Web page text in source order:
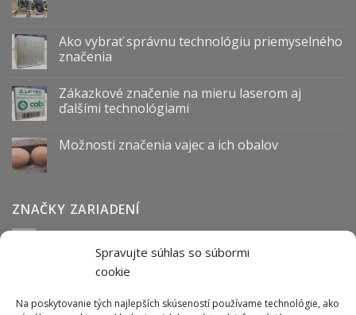
Spravujte súhlas so súbormi
cookie
Na poskytovanie tých najlepších skúseností používame technológie, ako
Ako vybrať správnu technológiu priemyselného
značenia
Zákazkové značenie na mieru laserom aj
ďalšími technológiami
Možnosti značenia vajec a ich obalov
ZNAČKY ZARIADENÍ
Anser Arca BOFA cab Carl Valentin
Datalogic Hitachi
Norwix
Purex Tiflex Tykma Zanasi